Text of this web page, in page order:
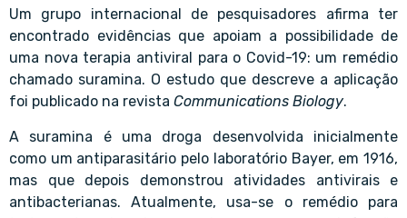
Um grupo internacional de pesquisadores afirma ter
encontrado evidências que apoiam a possibilidade de
uma nova terapia antiviral para o Covid-19: um remédio
chamado suramina. O estudo que descreve a aplicação
foi publicado na revista Communications Biology.
A suramina é uma droga desenvolvida inicialmente
como um antiparasitário pelo laboratório Bayer, em 1916,
mas que depois demonstrou atividades antivirais e
antibacterianas. Atualmente, usa-se o remédio para